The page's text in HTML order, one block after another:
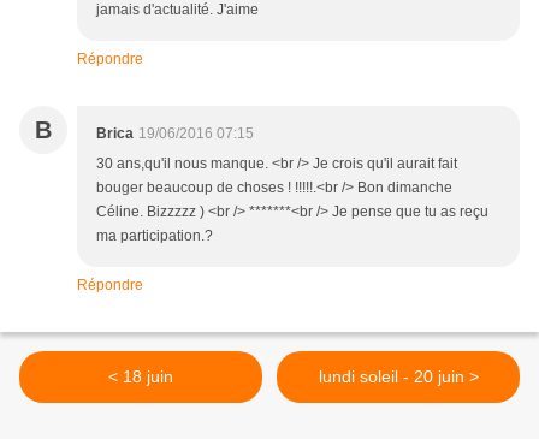
jamais d'actualité. J'aime
Répondre
B Brica 19/06/2016 07:15
30 ans,qu'il nous manque. <br /> Je crois qu'il aurait fait
bouger beaucoup de choses ! !!!!!.<br /> Bon dimanche
Céline. Bizzzzz ) <br /> *******<br /> Je pense que tu as reçu
ma participation.?
Répondre
< 18 juin lundi soleil - 20 juin >